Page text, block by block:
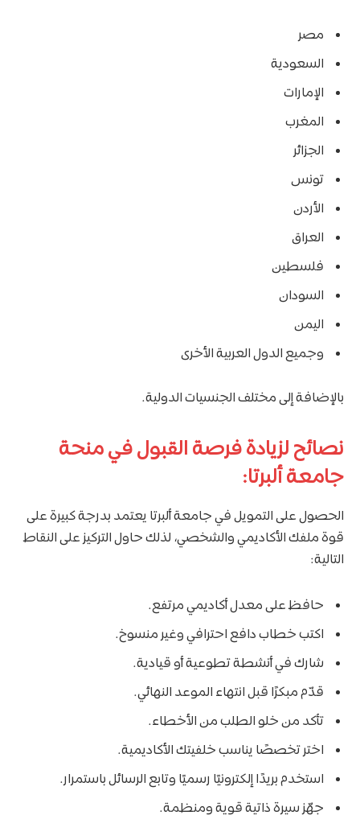
مصر
السعودية
الإمارات
المغرب
الجزائر
تونس
الأردن
العراق
فلسطين
السودان
اليمن
وجميع الدول العربية الأخرى
بالإضافة إلى مختلف الجنسيات الدولية.
نصائح لزيادة فرصة القبول في منحة
جامعة ألبرتا:
الحصول على التمويل في جامعة ألبرتا يعتمد بدرجة كبيرة على
قوة ملفك الأكاديمي والشخصي، لذلك حاول التركيز على النقاط
التالية:
حافظ على معدل أكاديمي مرتفع.
اكتب خطاب دافع احترافي وغير منسوخ.
شارك في أنشطة تطوعية أو قيادية.
قدّم مبكرًا قبل انتهاء الموعد النهائي.
تأكد من خلو الطلب من الأخطاء.
اختر تخصصًا يناسب خلفيتك الأكاديمية.
استخدم بريدًا إلكترونيًا رسميًا وتابع الرسائل باستمرار.
جهّز سيرة ذاتية قوية ومنظمة.